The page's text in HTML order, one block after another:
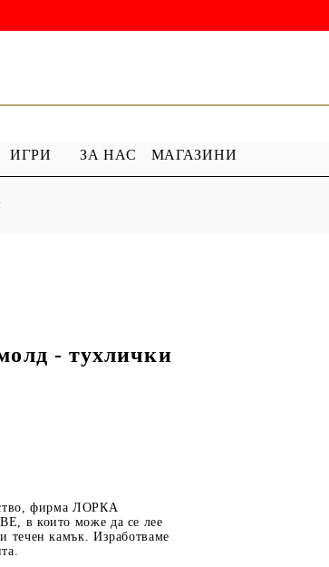
ОТЛИВАНЕ
СИЛИКОНОВИ
ИГРИ ЗА НАС МАГАЗИНИ
- тухлички
фирма ЛОРКА
в които може да се лее
течен камък. Изработваме